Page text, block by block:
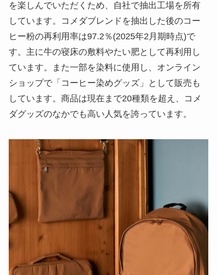
を楽しんでいただくため、自社で抽出工場を所有
しています。コメダブレンドを抽出した後のコー
ヒー粉の再利用率は97.2％(2025年2月期時点)で
す。主に牛の寝床の敷料やたい肥として再利用し
ています。また一部を染料に使用し、オンライン
ショップで「コーヒー染めグッズ」として販売も
しています。商品は現在まで20種類を超え、コメ
ダグッズのなかでも高い人気を誇っています。